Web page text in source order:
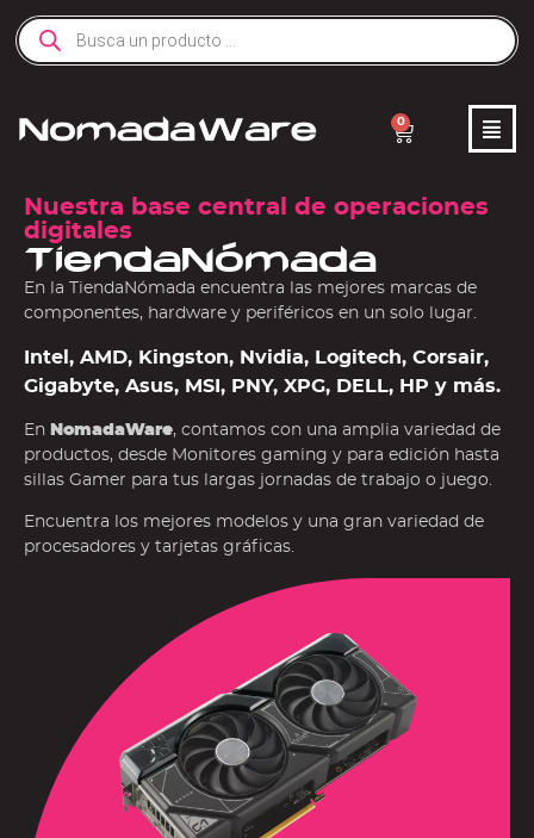
0
Nuestra base central de operaciones
digitales
TiendaNómada
En la TiendaNómada encuentra las mejores marcas de
componentes, hardware y periféricos en un solo lugar.
Intel, AMD, Kingston, Nvidia, Logitech, Corsair,
Gigabyte, Asus, MSI, PNY, XPG, DELL, HP y más.
En NomadaWare, contamos con una amplia variedad de
productos, desde Monitores gaming y para edición hasta
sillas Gamer para tus largas jornadas de trabajo o juego.
Encuentra los mejores modelos y una gran variedad de
procesadores y tarjetas gráficas.